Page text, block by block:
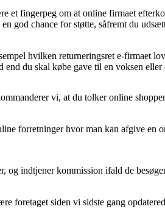
et fingerpeg om at online firmaet
god chance for støtte, såfremt du
hvilken returneringsret e-firmaet
du skal købe gave til en voksen eller
vi, at du tolker online
forretninger hvor man kan afgive en
indtjener kommission ifald de
foretaget siden vi sidste gang